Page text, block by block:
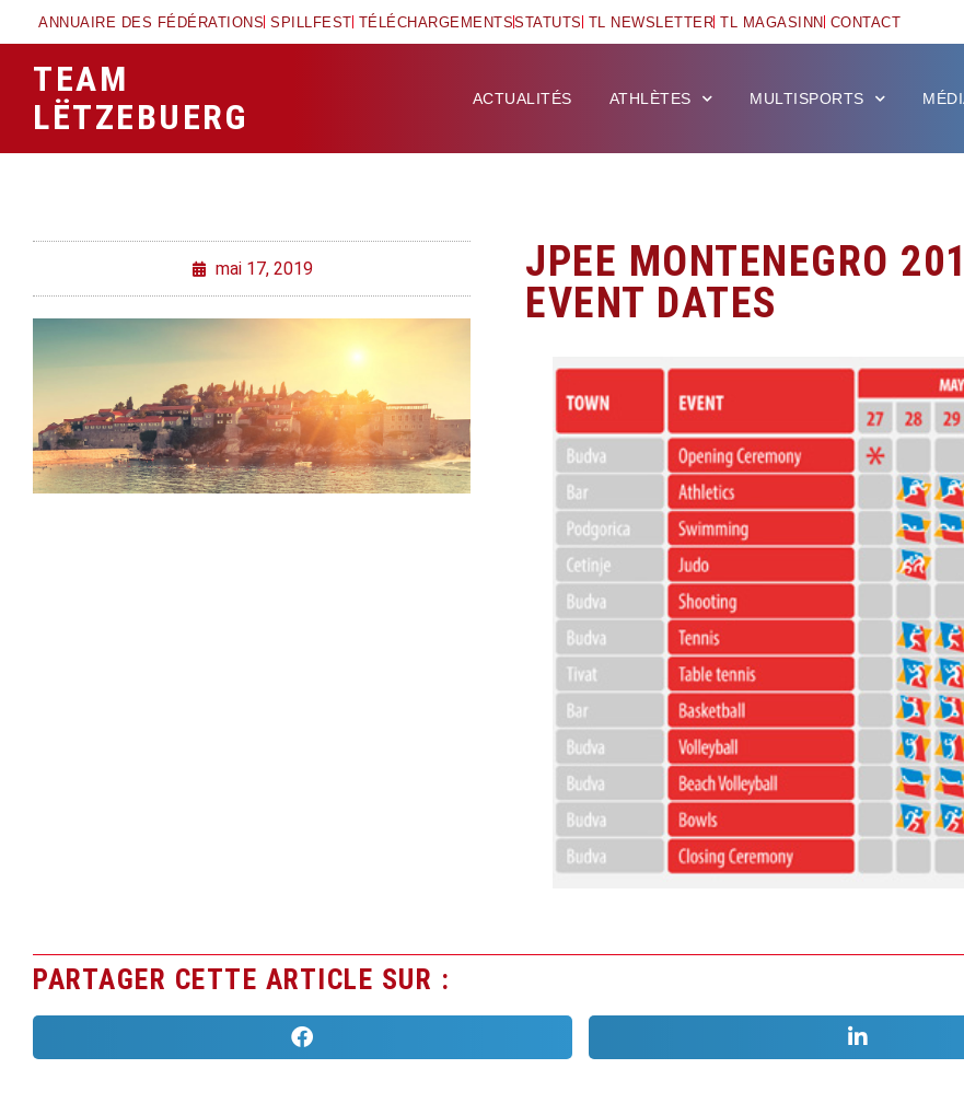
ANNUAIRE DES FÉDÉRATIONS SPILLFEST TÉLÉCHARGEMENTSSTATUTS TL NEWSLETTER TL MAGASINN CONTACT
TEAM
LËTZEBUERG
ACTUALITÉS ATHLÈTES MULTISPORTS
mai 17, 2019
JPEE MONTENEGRO
EVENT DATES
PARTAGER CETTE ARTICLE SUR :